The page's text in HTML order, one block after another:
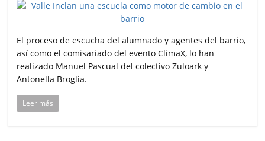
El proceso de escucha del alumnado y agentes del barrio,
así como el comisariado del evento ClimaX, lo han
realizado Manuel Pascual del colectivo Zuloark y
Antonella Broglia.
Leer más